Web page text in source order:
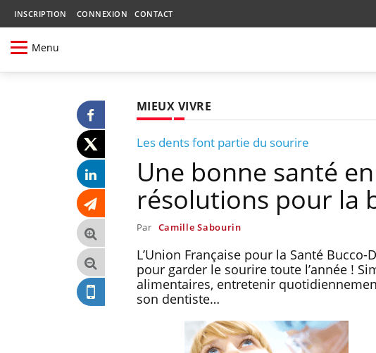
INSCRIPTION CONNEXION CONTACT
Menu
MIEUX VIVRE
Les dents font partie du sourire
Une bonne santé
résolutions pour la
Par Camille Sabourin
L’Union Française pour la Santé
pour garder le sourire toute l’année !
alimentaires, entretenir
son dentiste…